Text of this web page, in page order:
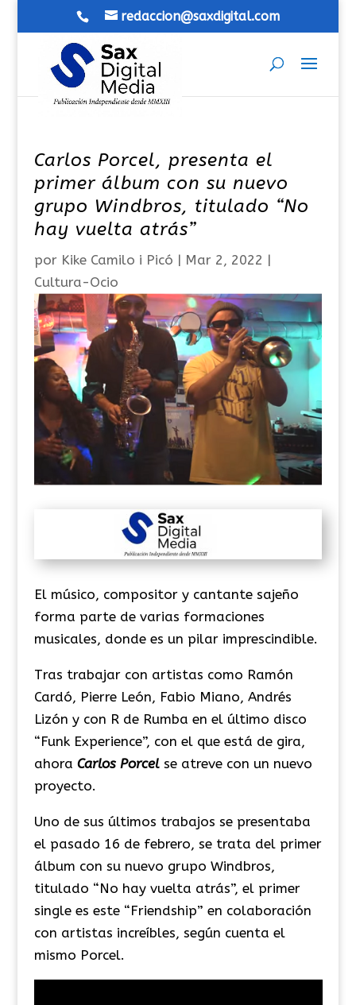
redaccion@saxdigital.com
Carlos Porcel, presenta el
primer álbum con su nuevo
grupo Windbros, titulado “No
hay vuelta atrás”
por Kike Camilo i Picó | Mar 2, 2022 |
Cultura-Ocio
El músico, compositor y cantante sajeño
forma parte de varias formaciones
musicales, donde es un pilar imprescindible.
Tras trabajar con artistas como Ramón
Cardó, Pierre León, Fabio Miano, Andrés
Lizón y con R de Rumba en el último disco
“Funk Experience”, con el que está de gira,
ahora Carlos Porcel se atreve con un nuevo
proyecto.
Uno de sus últimos trabajos se presentaba
el pasado 16 de febrero, se trata del primer
álbum con su nuevo grupo Windbros,
titulado “No hay vuelta atrás”, el primer
single es este “Friendship” en colaboración
con artistas increíbles, según cuenta el
mismo Porcel.